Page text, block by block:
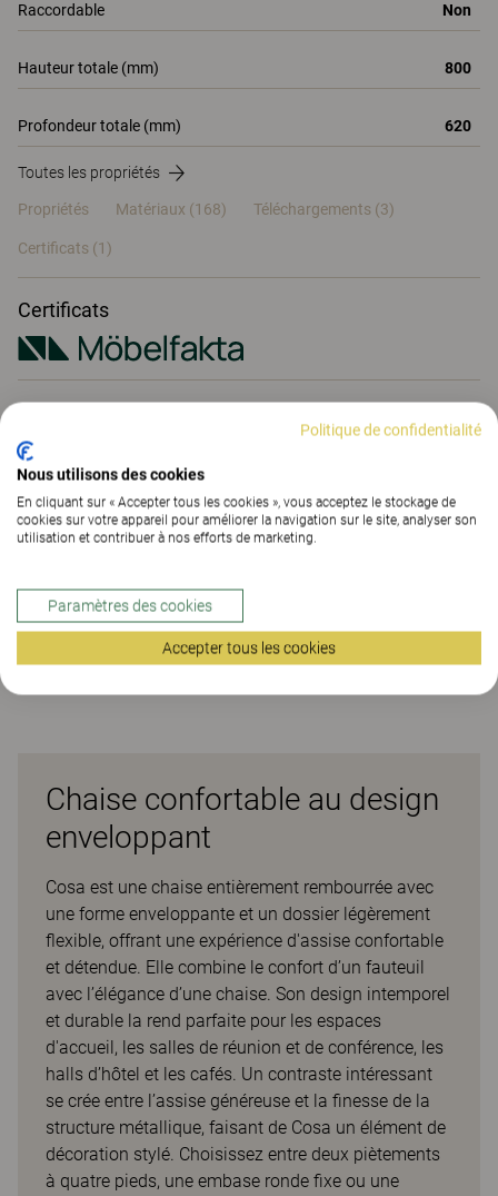
Raccordable Non
Hauteur totale (mm) 800
Profondeur totale (mm) 620
Toutes les propriétés
Propriétés Matériaux (168) Téléchargements (3)
Certificats (1)
Certificats
Matériaux(168)
Téléchargements (
Certificats (1)
Chaise confortable au design
enveloppant
Cosa est une chaise entièrement rembourrée avec
une forme enveloppante et un dossier légèrement
flexible, offrant une expérience d'assise confortable
et détendue. Elle combine le confort d’un fauteuil
avec l’élégance d’une chaise. Son design intemporel
et durable la rend parfaite pour les espaces
d'accueil, les salles de réunion et de conférence, les
halls d’hôtel et les cafés. Un contraste intéressant
se crée entre l’assise généreuse et la finesse de la
structure métallique, faisant de Cosa un élément de
décoration stylé. Choisissez entre deux piètements
à quatre pieds, une embase ronde fixe ou une
Politique de confidentialité
Nous utilisons des cookies
En cliquant sur « Accepter tous les cookies », vous acceptez le stockage de
cookies sur votre appareil pour améliorer la navigation sur le site, analyser son
utilisation et contribuer à nos efforts de marketing.
Paramètres des cookies
Accepter tous les cookies